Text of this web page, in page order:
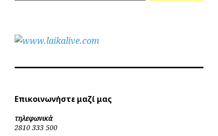
Επικοινωνήστε μαζί μας
τηλεφωνικά
2810 333 500